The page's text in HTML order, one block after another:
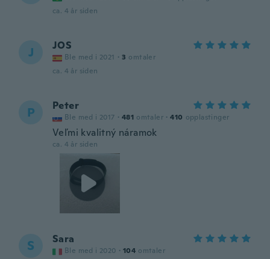
ca. 4 år siden
J JOS
Ble med i 2021 · 3 omtaler
ca. 4 år siden
P Peter
Ble med i 2017 · 481 omtaler · 410 opplastinger
Veľmi kvalitný náramok
ca. 4 år siden
S Sara
Ble med i 2020 · 104 omtaler